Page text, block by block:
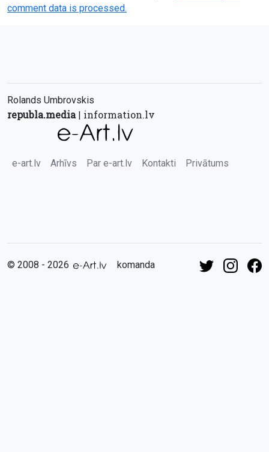
comment data is processed.
Rolands Umbrovskis
republa.media| information.lv
e-art.lv Arhīvs Par e-art.lv Kontakti Privātums
© 2008 - 2026 komanda